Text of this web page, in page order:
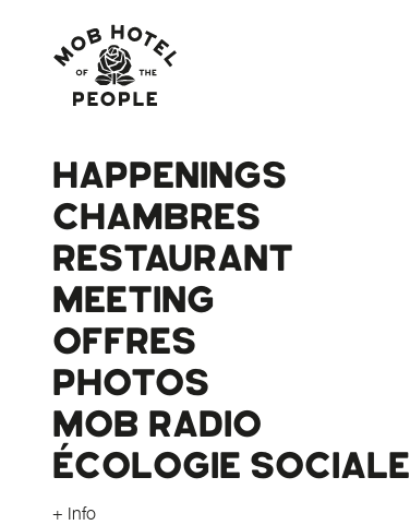
HAPPENINGS
CHAMBRES
RESTAURANT
MEETING
OFFRES
PHOTOS
MOB RADIO
ÉCOLOGIE SOCIALE
+ Info